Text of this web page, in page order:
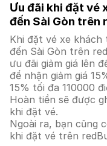
Ưu đãi khi đặt vé
đến Sài Gòn trên
Khi đặt vé xe
đến Sài Gòn trên
ưu đãi giảm giá lên
để nhận giảm giá
15% tối đa 110000
Hoàn tiền sẽ được
khi đặt vé.
Ngoài ra, bạn cũng
khi đặt vé trên